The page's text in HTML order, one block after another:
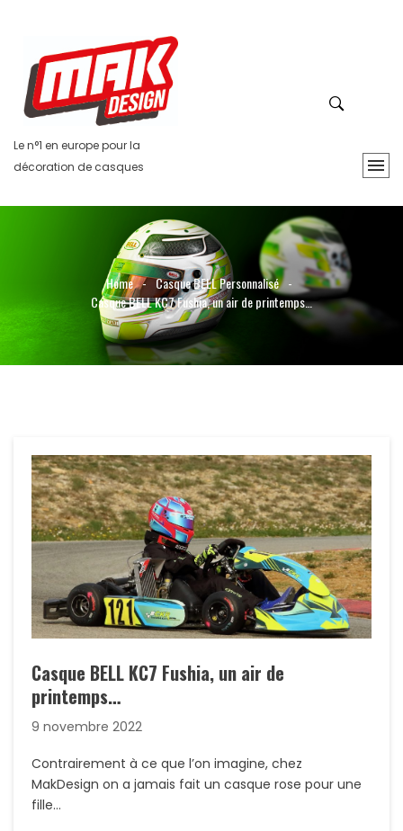
Le n°1 en europe pour la
décoration de casques
Home - Casque BELL Personnalisé -
Casque BELL KC7 Fushia, un air de printemps…
Casque BELL KC7 Fushia, un air de
printemps…
9 novembre 2022
Contrairement à ce que l’on imagine, chez
MakDesign on a jamais fait un casque rose pour une
fille…